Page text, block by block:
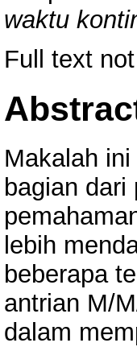
waktu
Full text
Makalah
bagian
lebih
beberapa
antrian M/
dalam